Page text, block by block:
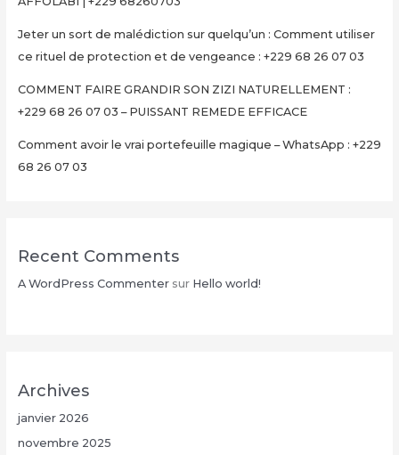
68
Jeter un sort de malédiction sur quelqu’un : Comment utiliser
ce rituel de protection et de vengeance : +229 68 26 07 03
COMMENT FAIRE GRANDIR SON ZIZI NATURELLEMENT :
+229 68 26 07 03 – PUISSANT REMEDE EFFICACE
Comment avoir le vrai portefeuille magique – WhatsApp : +229
68 26 07 03
Recent Comments
A WordPress Commentersur Hello world!
Archives
janvier 2026
novembre 2025